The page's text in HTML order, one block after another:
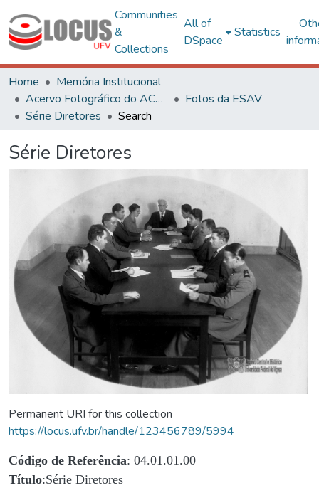
Communities
&
Collections
All of
DSpace
Statistics
Home
Memória Institucional
Acervo Fotográfico do ACH-UFV
Fotos da ESAV
Série Diretores
Search
Série Diretores
Permanent URI for this collection
https://locus.ufv.br/handle/123456789/5994
Código de Referência: 04.01.01.00
Título:Série Diretores